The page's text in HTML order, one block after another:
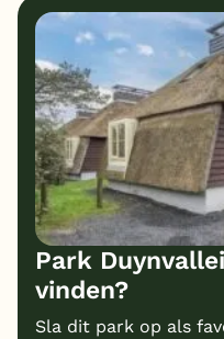
Park
vinden?
Sla dit park op als